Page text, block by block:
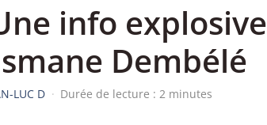
info explosive
Dembélé
LUC D · Durée de lecture : 2 minutes